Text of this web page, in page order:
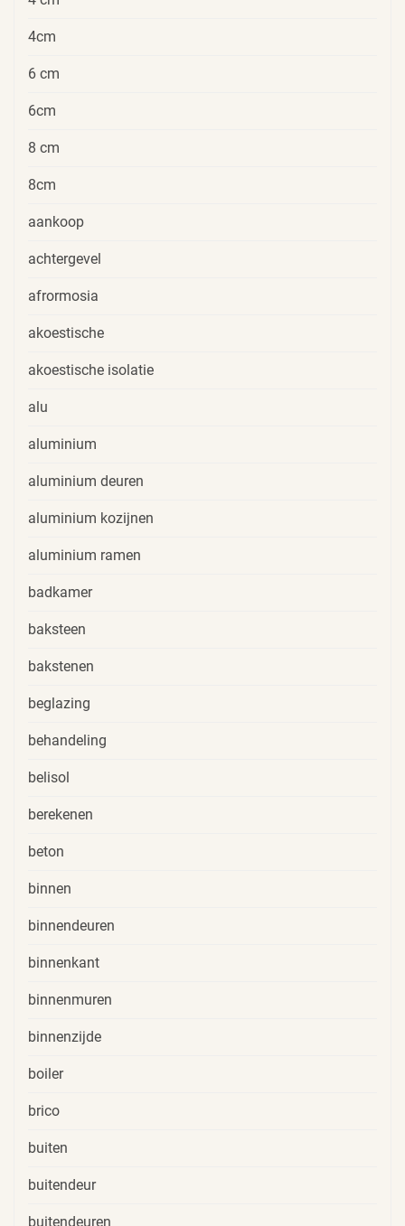
4cm
6 cm
6cm
8 cm
8cm
aankoop
achtergevel
afrormosia
akoestische
akoestische isolatie
alu
aluminium
aluminium deuren
aluminium kozijnen
aluminium ramen
badkamer
baksteen
bakstenen
beglazing
behandeling
belisol
berekenen
beton
binnen
binnendeuren
binnenkant
binnenmuren
binnenzijde
boiler
brico
buiten
buitendeur
buitendeuren